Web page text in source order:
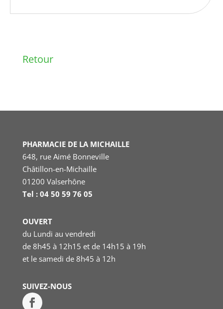
Retour
PHARMACIE DE LA MICHAILLE
648, rue Aimé Bonneville
Châtillon-en-Michaille
01200 Valserhône
Tel : 04 50 59 76 05
OUVERT
du Lundi au vendredi
de 8h45 à 12h15 et de 14h15 à 19h
et le samedi de 8h45 à 12h
SUIVEZ-NOUS